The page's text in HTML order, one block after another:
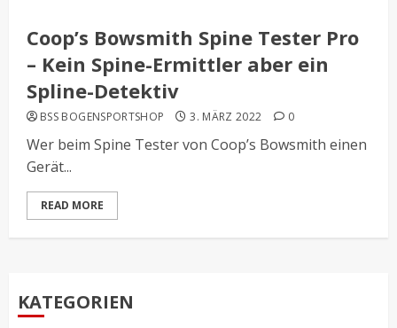
Coop’s Bowsmith Spine Tester Pro
– Kein Spine-Ermittler aber ein
Spline-Detektiv
BSS BOGENSPORTSHOP 3. MÄRZ 2022 0
Wer beim Spine Tester von Coop’s Bowsmith einen
Gerät...
READ MORE
KATEGORIEN